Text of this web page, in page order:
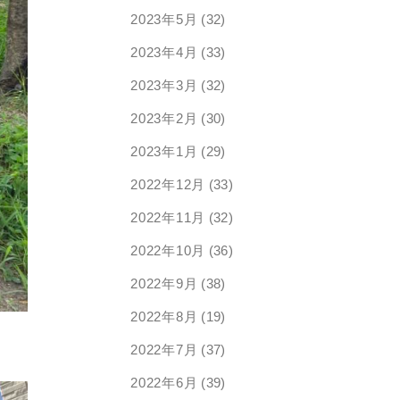
2023年5月 (32)
2023年4月 (33)
2023年3月 (32)
2023年2月 (30)
2023年1月 (29)
2022年12月 (33)
2022年11月 (32)
2022年10月 (36)
2022年9月 (38)
2022年8月 (19)
2022年7月 (37)
2022年6月 (39)